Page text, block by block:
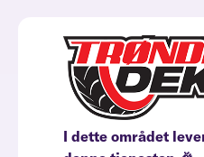
I dette området